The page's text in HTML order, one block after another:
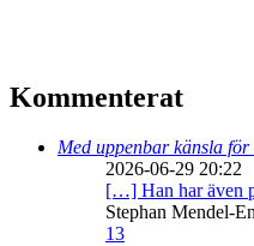
Kommenterat
Med uppenbar känsla för
2026-06-29 20:22
[…] Han har även
Stephan Mendel-
13